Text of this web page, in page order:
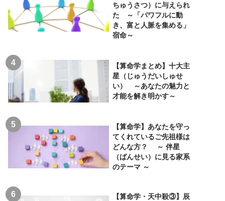
ちゅうさつ）に与えられ
た ～「パワフルに動
き、富と人脈を集める」
宿命～
【算命学まとめ】十大主
星（じゅうだいしゅせ
い） ～あなたの魅力と
才能を解き明かす～
【算命学】あなたを守っ
てくれているご先祖様は
どんな方？ ～ 伴星
（ばんせい）に見る家系
のテーマ ～
【算命学・天中殺③】辰